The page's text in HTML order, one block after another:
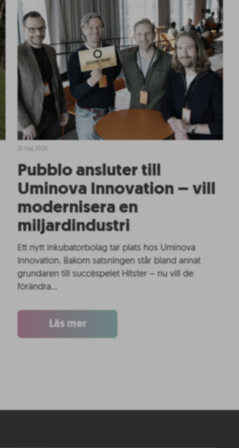
Pubblo ansluter till
Uminova Innovation – vill
modernisera en
miljardindustri
Ett nytt inkubatorbolag tar plats hos Uminova
Innovation. Bakom satsningen står bland annat
grundaren till succéspelet Hitster – nu vill de
förändra…
Läs mer